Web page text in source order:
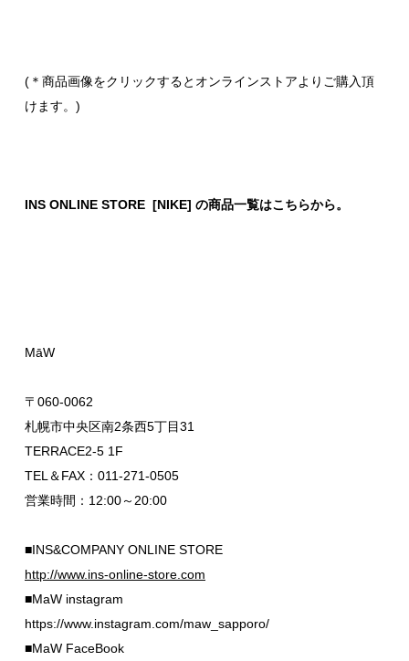
(＊商品画像をクリックするとオンラインストアよりご購入頂
けます。)
INS ONLINE STORE [NIKE] の商品一覧はこちらから。
MāW
〒060-0062
札幌市中央区南2条西5丁目31
TERRACE2-5 1F
TEL＆FAX：011-271-0505
営業時間：12:00～20:00
■INS&COMPANY ONLINE STORE
http://www.ins-online-store.com
■MaW instagram
https://www.instagram.com/maw_sapporo/
■MaW FaceBook